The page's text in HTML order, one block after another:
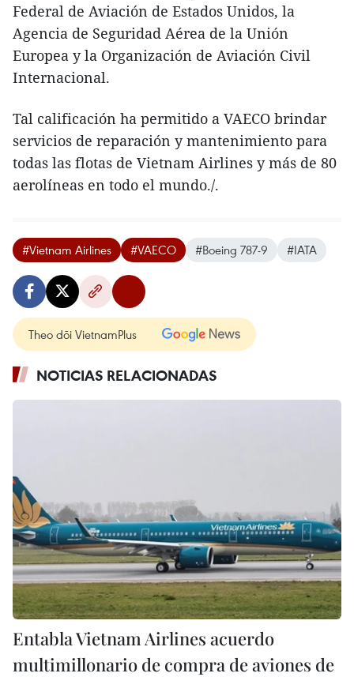
Federal de Aviación de Estados Unidos, la
Agencia de Seguridad Aérea de la Unión
Europea y la Organización de Aviación Civil
Internacional.
Tal calificación ha permitido a VAECO brindar
servicios de reparación y mantenimiento para
todas las flotas de Vietnam Airlines y más de 80
aerolíneas en todo el mundo./.
#Vietnam Airlines #VAECO #Boeing 787-9 #IATA
Theo dõi VietnamPlus
NOTICIAS RELACIONADAS
Entabla Vietnam Airlines acuerdo
multimillonario de compra de aviones de